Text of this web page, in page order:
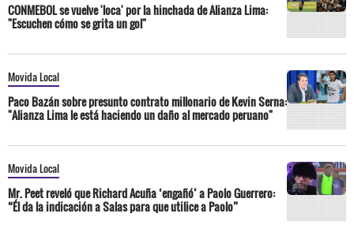
CONMEBOL se vuelve 'loca' por la hinchada de Alianza Lima:
"Escuchen cómo se grita un gol"
Movida Local
Paco Bazán sobre presunto contrato millonario de Kevin Serna:
"Alianza Lima le está haciendo un daño al mercado peruano"
Movida Local
Mr. Peet reveló que Richard Acuña ‘engañó’ a Paolo Guerrero:
“Él da la indicación a Salas para que utilice a Paolo”